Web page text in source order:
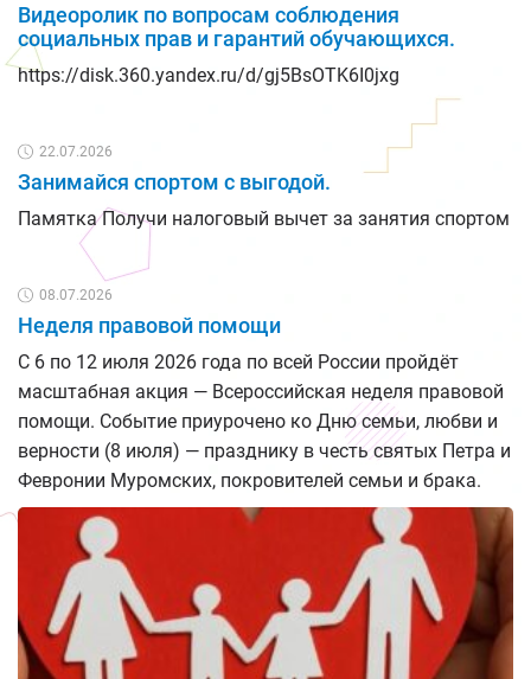
Видеоролик по вопросам соблюдения
социальных прав и гарантий обучающихся.
https://disk.360.yandex.ru/d/gj5BsOTK6I0jxg
22.07.2026
Занимайся спортом с выгодой.
Памятка Получи налоговый вычет за занятия спортом
08.07.2026
Неделя правовой помощи
С 6 по 12 июля 2026 года по всей России пройдёт
масштабная акция — Всероссийская неделя правовой
помощи. Событие приурочено ко Дню семьи, любви и
верности (8 июля) — празднику в честь святых Петра и
Февронии Муромских, покровителей семьи и брака.